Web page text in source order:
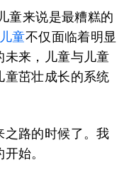
童来说是最糟糕的
童不仅面临着明显
未来，儿童与儿童
童茁壮成长的系统
之路的时候了。我
始。